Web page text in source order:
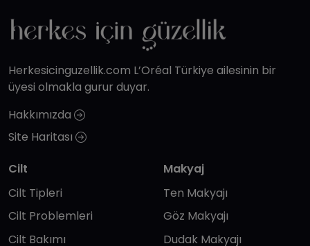
Herkesicinguzellik.com L’Oréal Türkiye ailesinin bir
üyesi olmakla gurur duyar.
Hakkımızda
Site Haritası
Cilt
Cilt Tipleri
Cilt Problemleri
Cilt Bakımı
Makyaj
Ten Makyajı
Göz Makyajı
Dudak Makyajı